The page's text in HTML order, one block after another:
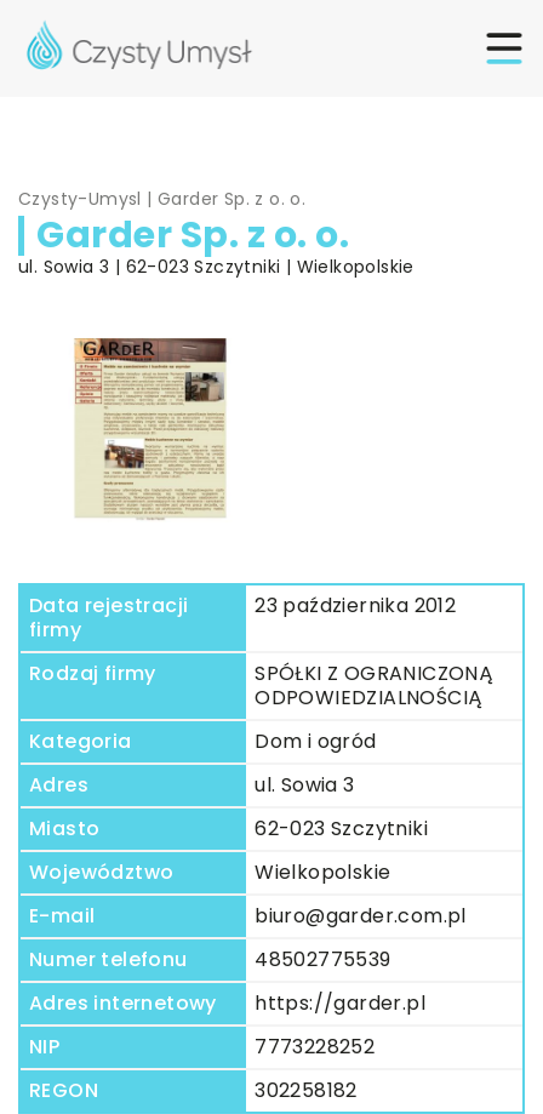
Czysty-Umysl |Garder Sp. z o. o.
Garder Sp. z o. o.
ul. Sowia 3 | 62-023 Szczytniki | Wielkopolskie
Data rejestracji
firmy
23 października 2012
Rodzaj firmy
SPÓŁKI Z OGRANICZONĄ
ODPOWIEDZIALNOŚCIĄ
Kategoria
Dom i ogród
Adres
ul. Sowia 3
Miasto
62-023 Szczytniki
Województwo
Wielkopolskie
E-mail
biuro@garder.com.pl
Numer telefonu
48502775539
Adres internetowy
https://garder.pl
NIP
7773228252
REGON
302258182